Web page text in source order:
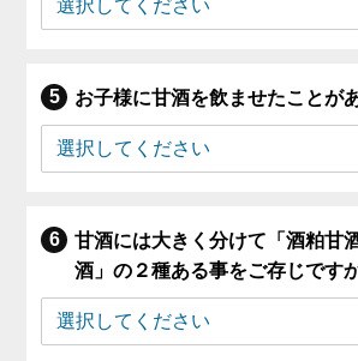
お子様に甘酒を飲ませたことが
甘酒には大きく分けて「酒粕甘
酒」の２種ある事をご存じです